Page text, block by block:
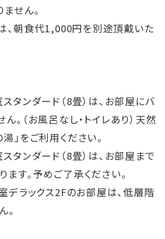
せん。
朝食代1,000円を別途頂戴いた
タンダード（8畳）は、お部屋にバ
。（お風呂なし・トイレあり）天然
」をご利用ください。
タンダード（8畳）は、お部屋まで
す。予めご了承ください。
デラックス2Fのお部屋は、低層階
。